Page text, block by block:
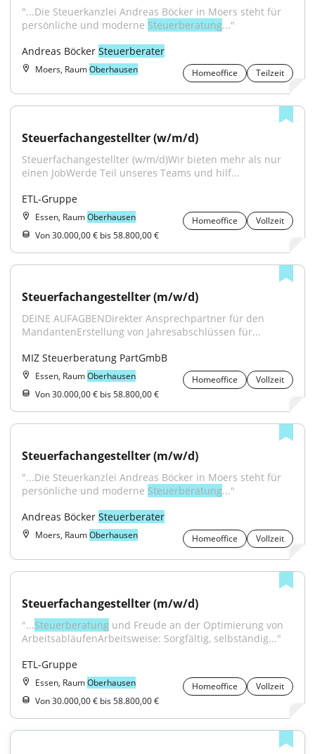
"...Die Steuerkanzlei Andreas Böcker in Moers steht für
persönliche und moderne Steuerberatung..."
Andreas Böcker Steuerberater
Moers, RaumOberhausen Homeoffice Teilzeit
Steuerfachangestellter (w/m/d)
Steuerfachangestellter (w/m/d)Wir bieten mehr als nur
einen JobWerde Teil unseres Teams und hilf...
ETL-Gruppe
Essen, RaumOberhausen Homeoffice
Vollzeit
Von 30.000,00 € bis 58.800,00 €
Steuerfachangestellter (m/w/d)
DEINE AUFAGBENDirekter Ansprechpartner für den
MandantenErstellung von Jahresabschlüssen für...
MIZ Steuerberatung PartGmbB
Essen, RaumOberhausen Homeoffice
Vollzeit
Von 30.000,00 € bis 58.800,00 €
Steuerfachangestellter (m/w/d)
"...Die Steuerkanzlei Andreas Böcker in Moers steht für
persönliche und moderne Steuerberatung..."
Andreas Böcker Steuerberater
Moers, RaumOberhausen Homeoffice Vollzeit
Steuerfachangestellter (m/w/d)
"...Steuerberatung und Freude an der Optimierung von
ArbeitsabläufenArbeitsweise: Sorgfältig, selbständig..."
ETL-Gruppe
Essen, RaumOberhausen Homeoffice
Vollzeit
Von 30.000,00 € bis 58.800,00 €